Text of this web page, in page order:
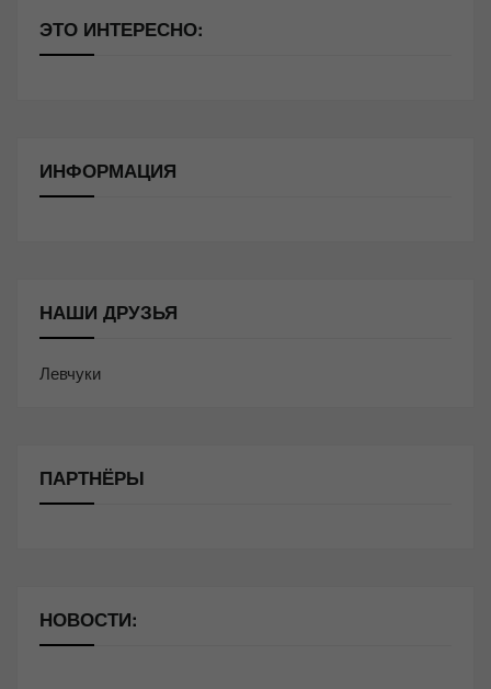
ЭТО ИНТЕРЕСНО:
ИНФОРМАЦИЯ
НАШИ ДРУЗЬЯ
Левчуки
ПАРТНЁРЫ
НОВОСТИ: